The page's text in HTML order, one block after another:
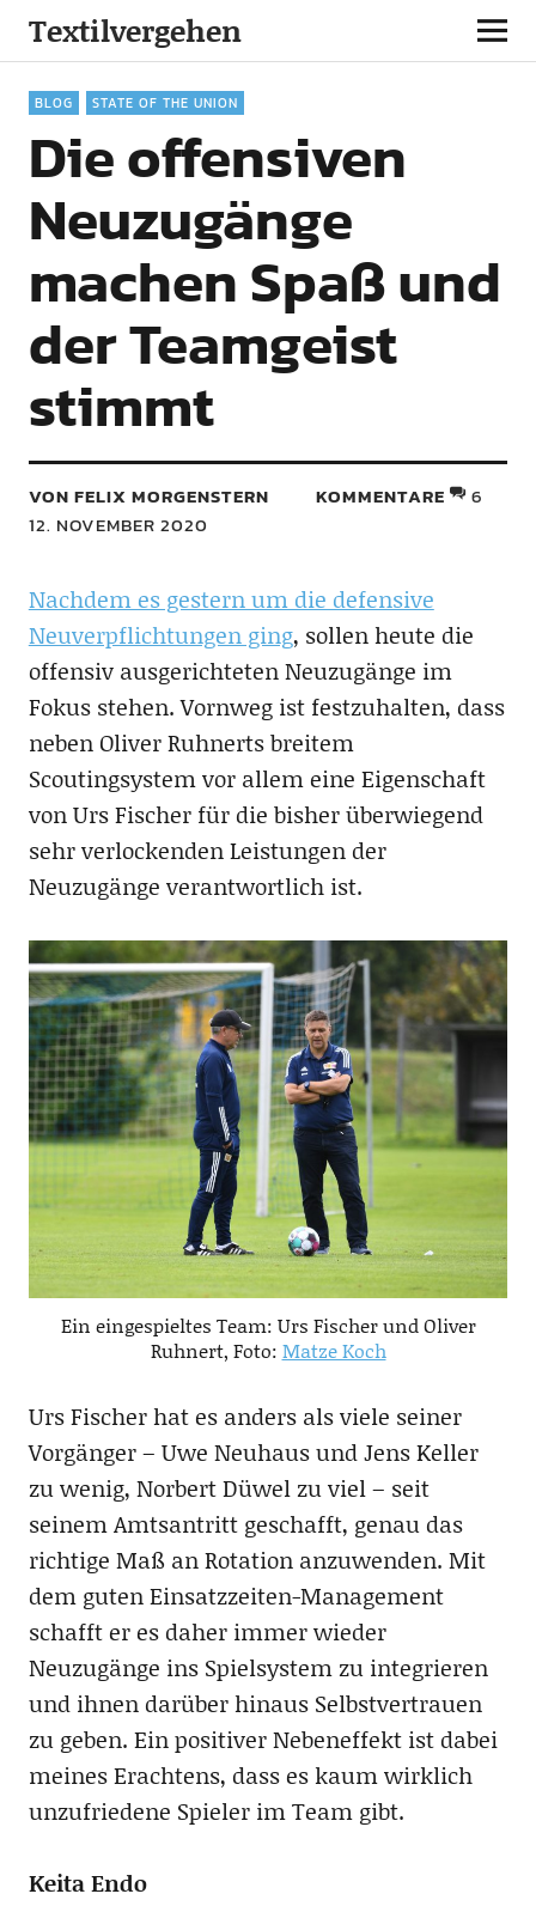
Textilvergehen
BLOG STATE OF THE UNION
Die offensiven
Neuzugänge
machen Spaß und
der Teamgeist
stimmt
VON FELIX MORGENSTERN
12. NOVEMBER 2020
KOMMENTARE 6
Nachdem es gestern um die defensive
Neuverpflichtungen ging, sollen heute die
offensiv ausgerichteten Neuzugänge im
Fokus stehen. Vornweg ist festzuhalten, dass
neben Oliver Ruhnerts breitem
Scoutingsystem vor allem eine Eigenschaft
von Urs Fischer für die bisher überwiegend
sehr verlockenden Leistungen der
Neuzugänge verantwortlich ist.
Ein eingespieltes Team: Urs Fischer und Oliver
Ruhnert, Foto: Matze Koch
Urs Fischer hat es anders als viele seiner
Vorgänger – Uwe Neuhaus und Jens Keller
zu wenig, Norbert Düwel zu viel – seit
seinem Amtsantritt geschafft, genau das
richtige Maß an Rotation anzuwenden. Mit
dem guten Einsatzzeiten-Management
schafft er es daher immer wieder
Neuzugänge ins Spielsystem zu integrieren
und ihnen darüber hinaus Selbstvertrauen
zu geben. Ein positiver Nebeneffekt ist dabei
meines Erachtens, dass es kaum wirklich
unzufriedene Spieler im Team gibt.
Keita Endo